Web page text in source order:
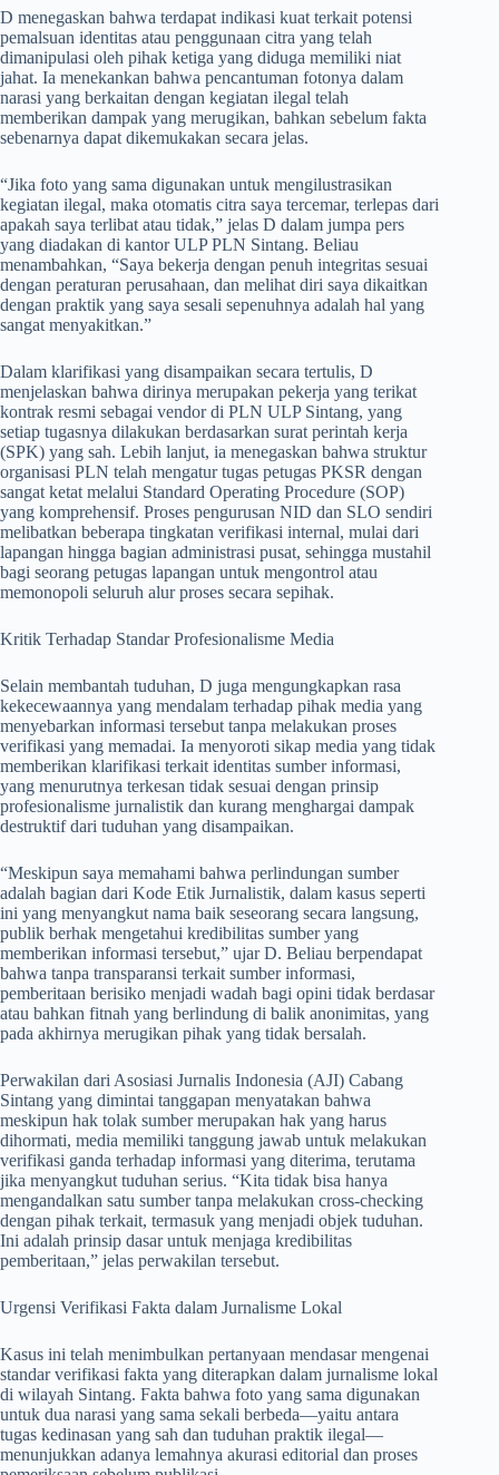
D menegaskan bahwa terdapat indikasi kuat terkait potensi
pemalsuan identitas atau penggunaan citra yang telah
dimanipulasi oleh pihak ketiga yang diduga memiliki niat
jahat. Ia menekankan bahwa pencantuman fotonya dalam
narasi yang berkaitan dengan kegiatan ilegal telah
memberikan dampak yang merugikan, bahkan sebelum fakta
sebenarnya dapat dikemukakan secara jelas.
“Jika foto yang sama digunakan untuk mengilustrasikan
kegiatan ilegal, maka otomatis citra saya tercemar, terlepas dari
apakah saya terlibat atau tidak,” jelas D dalam jumpa pers
yang diadakan di kantor ULP PLN Sintang. Beliau
menambahkan, “Saya bekerja dengan penuh integritas sesuai
dengan peraturan perusahaan, dan melihat diri saya dikaitkan
dengan praktik yang saya sesali sepenuhnya adalah hal yang
sangat menyakitkan.”
Dalam klarifikasi yang disampaikan secara tertulis, D
menjelaskan bahwa dirinya merupakan pekerja yang terikat
kontrak resmi sebagai vendor di PLN ULP Sintang, yang
setiap tugasnya dilakukan berdasarkan surat perintah kerja
(SPK) yang sah. Lebih lanjut, ia menegaskan bahwa struktur
organisasi PLN telah mengatur tugas petugas PKSR dengan
sangat ketat melalui Standard Operating Procedure (SOP)
yang komprehensif. Proses pengurusan NID dan SLO sendiri
melibatkan beberapa tingkatan verifikasi internal, mulai dari
lapangan hingga bagian administrasi pusat, sehingga mustahil
bagi seorang petugas lapangan untuk mengontrol atau
memonopoli seluruh alur proses secara sepihak.
Kritik Terhadap Standar Profesionalisme Media
Selain membantah tuduhan, D juga mengungkapkan rasa
kekecewaannya yang mendalam terhadap pihak media yang
menyebarkan informasi tersebut tanpa melakukan proses
verifikasi yang memadai. Ia menyoroti sikap media yang tidak
memberikan klarifikasi terkait identitas sumber informasi,
yang menurutnya terkesan tidak sesuai dengan prinsip
profesionalisme jurnalistik dan kurang menghargai dampak
destruktif dari tuduhan yang disampaikan.
“Meskipun saya memahami bahwa perlindungan sumber
adalah bagian dari Kode Etik Jurnalistik, dalam kasus seperti
ini yang menyangkut nama baik seseorang secara langsung,
publik berhak mengetahui kredibilitas sumber yang
memberikan informasi tersebut,” ujar D. Beliau berpendapat
bahwa tanpa transparansi terkait sumber informasi,
pemberitaan berisiko menjadi wadah bagi opini tidak berdasar
atau bahkan fitnah yang berlindung di balik anonimitas, yang
pada akhirnya merugikan pihak yang tidak bersalah.
Perwakilan dari Asosiasi Jurnalis Indonesia (AJI) Cabang
Sintang yang dimintai tanggapan menyatakan bahwa
meskipun hak tolak sumber merupakan hak yang harus
dihormati, media memiliki tanggung jawab untuk melakukan
verifikasi ganda terhadap informasi yang diterima, terutama
jika menyangkut tuduhan serius. “Kita tidak bisa hanya
mengandalkan satu sumber tanpa melakukan cross-checking
dengan pihak terkait, termasuk yang menjadi objek tuduhan.
Ini adalah prinsip dasar untuk menjaga kredibilitas
pemberitaan,” jelas perwakilan tersebut.
Urgensi Verifikasi Fakta dalam Jurnalisme Lokal
Kasus ini telah menimbulkan pertanyaan mendasar mengenai
standar verifikasi fakta yang diterapkan dalam jurnalisme lokal
di wilayah Sintang. Fakta bahwa foto yang sama digunakan
untuk dua narasi yang sama sekali berbeda—yaitu antara
tugas kedinasan yang sah dan tuduhan praktik ilegal—
menunjukkan adanya lemahnya akurasi editorial dan proses